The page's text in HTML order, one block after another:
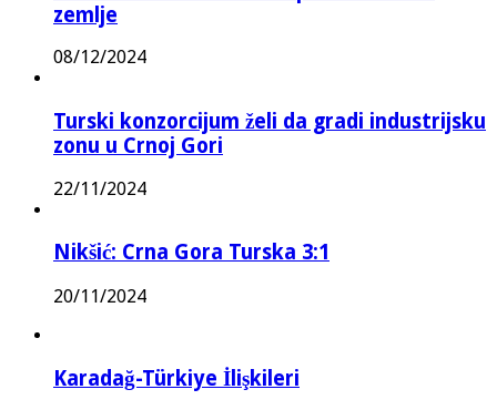
zemlje
08/12/2024
Turski konzorcijum želi da gradi industrijsku
zonu u Crnoj Gori
22/11/2024
Nikšić: Crna Gora Turska 3:1
20/11/2024
Karadağ-Türkiye İlişkileri